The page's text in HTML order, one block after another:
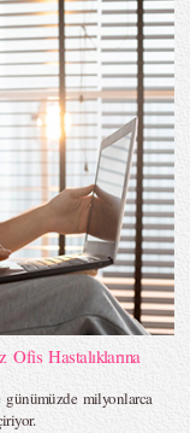
Ofis Hastalıklarına
milyonlarca